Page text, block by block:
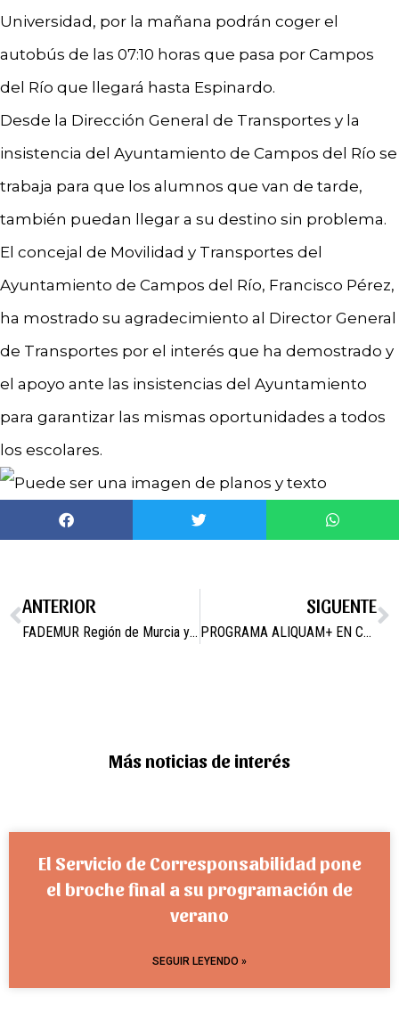
Universidad, por la mañana podrán coger el
autobús de las 07:10 horas que pasa por Campos
del Río que llegará hasta Espinardo.
Desde la Dirección General de Transportes y la
insistencia del Ayuntamiento de Campos del Río se
trabaja para que los alumnos que van de tarde,
también puedan llegar a su destino sin problema.
El concejal de Movilidad y Transportes del
Ayuntamiento de Campos del Río, Francisco Pérez,
ha mostrado su agradecimiento al Director General
de Transportes por el interés que ha demostrado y
el apoyo ante las insistencias del Ayuntamiento
para garantizar las mismas oportunidades a todos
los escolares.
ANTERIOR
FADEMUR Región de Murcia y el Ayuntamiento de Campos del Río lanzan “Pueblos en clave digital” para mejorar las competencias tecnológicas en el medio rural.
SIGUENTE
PROGRAMA ALIQUAM+ EN CAMPOS DEL RÍO
Más noticias de interés
El Servicio de Corresponsabilidad pone
el broche final a su programación de
verano
SEGUIR LEYENDO »